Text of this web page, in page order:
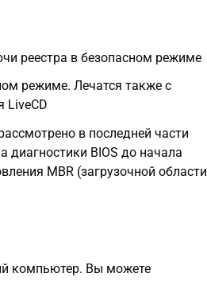
реестра в безопасном режиме
режиме. Лечатся также с
LiveCD
в последней части
диагностики BIOS до начала
MBR (загрузочной области
компьютер. Вы можете